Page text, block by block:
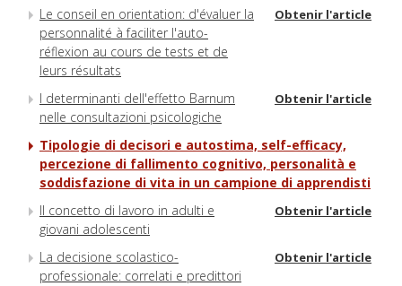
Le conseil en orientation: d'évaluer la
personnalité à faciliter l'auto-
réflexion au cours de tests et de
leurs résultats
Obtenir l'article
I determinanti dell'effetto Barnum
nelle consultazioni psicologiche
Obtenir l'article
Tipologie di decisori e autostima, self-efficacy,
percezione di fallimento cognitivo, personalità e
soddisfazione di vita in un campione di apprendisti
Il concetto di lavoro in adulti e
giovani adolescenti
Obtenir l'article
La decisione scolastico-
professionale: correlati e predittori
Obtenir l'article